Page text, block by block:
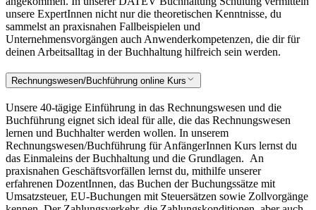
unsere ExpertInnen nicht nur die theoretischen Kenntnisse, du
sammelst an praxisnahen Fallbeispielen und
Unternehmensvorgängen auch Anwenderkompetenzen, die dir für
deinen Arbeitsalltag in der Buchhaltung hilfreich sein werden.
Rechnungswesen/Buchführung online Kurs
Unsere 40-tägige Einführung in das Rechnungswesen und die
Buchführung eignet sich ideal für alle, die das Rechnungswesen
lernen und Buchhalter werden wollen. In unserem
Rechnungswesen/Buchführung für AnfängerInnen Kurs lernst du
das Einmaleins der Buchhaltung und die Grundlagen. An
praxisnahen Geschäftsvorfällen lernst du, mithilfe unserer
erfahrenen DozentInnen, das Buchen der Buchungssätze mit
Umsatzsteuer, EU-Buchungen mit Steuersätzen sowie Zollvorgänge